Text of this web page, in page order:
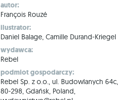
autor:
François Rouzé
ilustrator:
Daniel Balage, Camille Durand-Kriegel
wydawca:
Rebel
podmiot gospodarczy:
Rebel Sp. z o.o., ul. Budowlanych 64c,
80-298, Gdańsk, Poland,